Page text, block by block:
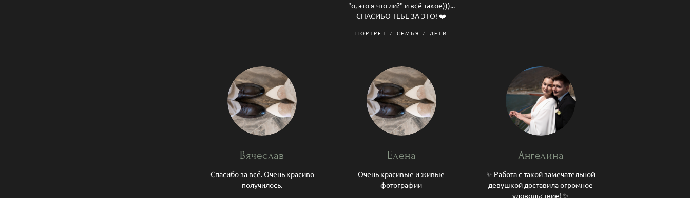
"о, это я что ли?" и всё такое)))...
СПАСИБО ТЕБЕ ЗА ЭТО! ❤️
ПОРТРЕТ СЕМЬЯ ДЕТИ
Вячеслав
Спасибо за всё. Очень красиво
получилось.
Елена
Очень красивые и живые
фотографии
Ангелина
✨ Работа с такой замечательной
девушкой доставила огромное
удовольствие! ✨